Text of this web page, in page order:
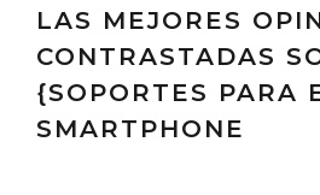
LAS MEJORES
CONTRASTADAS
{SOPORTES PARA
SMARTPHONE